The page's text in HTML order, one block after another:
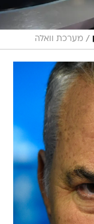
/ מערכת וואלה